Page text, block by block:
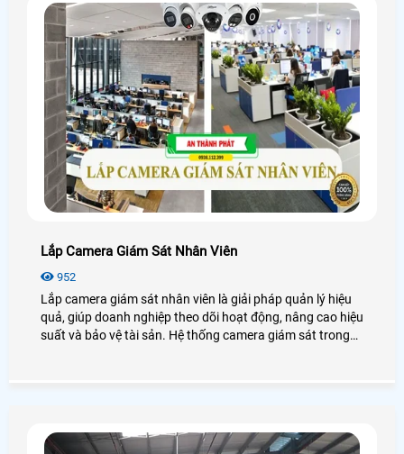
Lắp Camera Giám Sát Nhân Viên
952
Lắp camera giám sát nhân viên là giải pháp quản lý hiệu
quả, giúp doanh nghiệp theo dõi hoạt động, nâng cao hiệu
suất và bảo vệ tài sản. Hệ thống camera giám sát trong